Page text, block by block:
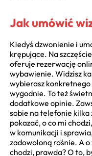
Jak umówić
Kiedyś dzwonienie i
krępujące. Na
oferuje rezerwację
wybawienie. Widzisz
wybierasz konkretnego
wygodnie. To też
dodatkowe opinie.
sobie na telefonie
pokazać, o co mi
w komunikacji i
zadowoloną rośnie. A
chodzi, prawda? O to,